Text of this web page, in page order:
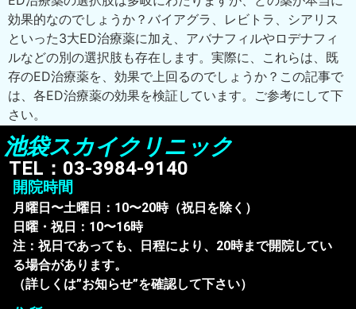
効果的なのでしょうか？バイアグラ、レビトラ、シアリス
といった3大ED治療薬に加え、アバナフィルやロデナフィ
ルなどの別の選択肢も存在します。実際に、これらは、既
存のED治療薬を、効果で上回るのでしょうか？この記事で
は、各ED治療薬の効果を検証しています。ご参考にして下
さい。
池袋スカイクリニック
TEL：03-3984-9140
開院時間
月曜日〜土曜日：10〜20時（祝日を除く）
日曜・祝日：10〜16時
注：祝日であっても、日程により、20時まで開院してい
る場合があります。
（詳しくは”お知らせ”を確認して下さい）